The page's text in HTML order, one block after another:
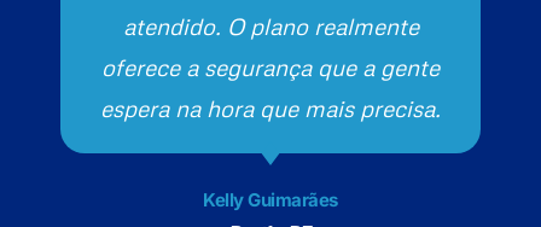
atendido. O plano realmente
oferece a segurança que a gente
espera na hora que mais precisa.
Kelly Guimarães